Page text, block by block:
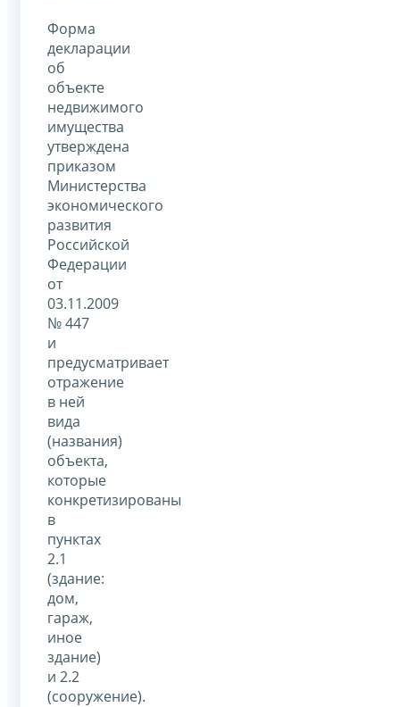
Форма
декларации
об
объекте
недвижимого
имущества
утверждена
приказом
Министерства
экономического
развития
Российской
Федерации
от
03.11.2009
№ 447
и
предусматривает
отражение
в ней
вида
(названия)
объекта,
которые
конкретизированы
в
пунктах
2.1
(здание:
дом,
гараж,
иное
здание)
и 2.2
(сооружение).